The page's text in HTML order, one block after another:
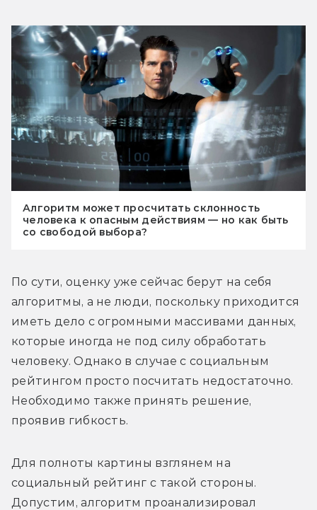
Алгоритм может просчитать склонность
человека к опасным действиям — но как быть
со свободой выбора?
По сути, оценку уже сейчас берут на себя
алгоритмы, а не люди, поскольку приходится
иметь дело с огромными массивами данных,
которые иногда не под силу обработать
человеку. Однако в случае с социальным
рейтингом просто посчитать недостаточно.
Необходимо также принять решение,
проявив гибкость.
Для полноты картины взглянем на
социальный рейтинг с такой стороны.
Допустим, алгоритм проанализировал